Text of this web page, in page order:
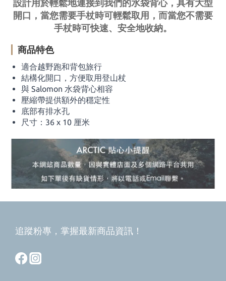
設計用於輕鬆地連接到我們的水袋背心，具有大型
開口，當您需要手杖時可輕鬆取用，而當您不需要
手杖時可快速、安全地收納。
商品特色
適合越野跑和背包旅行
結構化開口，方便取用登山杖
與 Salomon 水袋背心相容
壓縮帶提供額外的穩定性
底部有排水孔
尺寸：36 x 10 厘米
追蹤粉專，掌握最新商品資訊！